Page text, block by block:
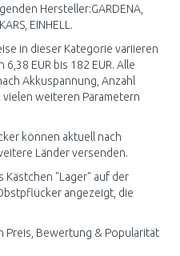
Hersteller:GARDENA,
EINHELL.
in dieser Kategorie variieren
6,38 EUR bis 182 EUR. Alle
Akkuspannung, Anzahl
weiteren Parametern
können aktuell nach
Länder versenden.
Kästchen "Lager" auf der
angezeigt, die
Preis, Bewertung & Popularität